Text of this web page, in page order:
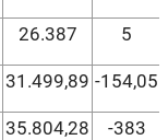
26.387 5
31.499,89 -154,05
35.804,28 -383